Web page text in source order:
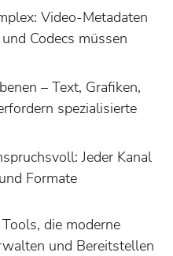
Video-Metadaten
Codecs müssen
– Text, Grafiken,
spezialisierte
Jeder Kanal
Formate
die moderne
und Bereitstellen